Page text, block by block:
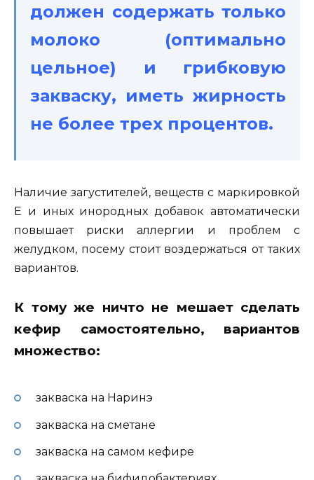
должен содержать только
молоко (оптимально
цельное) и грибковую
закваску, иметь жирность
не более трех процентов.
Наличие загустителей, веществ с маркировкой
Е и иных инородных добавок автоматически
повышает риски аллергии и проблем с
желудком, посему стоит воздержаться от таких
вариантов.
К тому же ничто не мешает сделать
кефир самостоятельно, вариантов
множество:
закваска на Наринэ
закваска на сметане
закваска на самом кефире